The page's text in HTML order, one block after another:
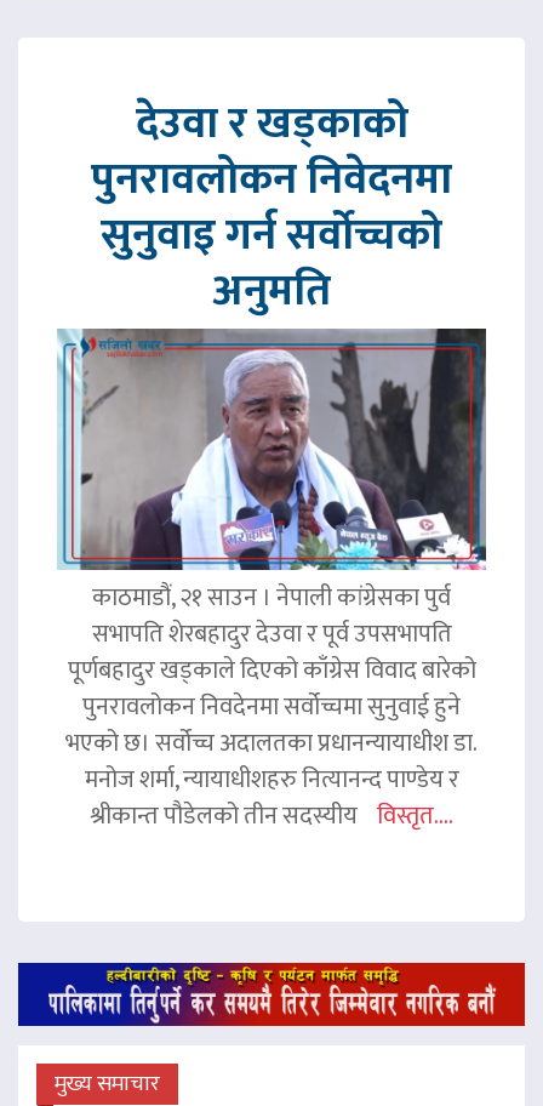
देउवा र खड्काको
पुनरावलोकन निवेदनमा
सुनुवाइ गर्न सर्वोच्चको
अनुमति
काठमाडौं, २१ साउन । नेपाली कांग्रेसका पुर्व
सभापति शेरबहादुर देउवा र पूर्व उपसभापति
पूर्णबहादुर खड्काले दिएको काँग्रेस विवाद बारेको
पुनरावलोकन निवदेनमा सर्वोच्चमा सुनुवाई हुने
भएको छ। सर्वोच्च अदालतका प्रधानन्यायाधीश डा.
मनोज शर्मा, न्यायाधीशहरु नित्यानन्द पाण्डेय र
श्रीकान्त पौडेलको तीन सदस्यीय विस्तृत....
मुख्य समाचार